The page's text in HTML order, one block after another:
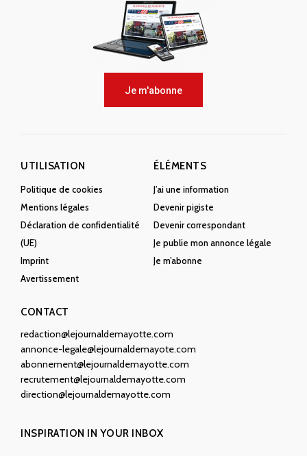
Je m'abonne
UTILISATION
Politique de cookies
Mentions légales
Déclaration de confidentialité
(UE)
Imprint
Avertissement
ÉLÉMENTS
J’ai une information
Devenir pigiste
Devenir correspondant
Je publie mon annonce légale
Je m’abonne
CONTACT
redaction@lejournaldemayotte.com
annonce-legale@lejournaldemayote.com
abonnement@lejournaldemayotte.com
recrutement@lejournaldemayotte.com
direction@lejournaldemayotte.com
INSPIRATION IN YOUR INBOX